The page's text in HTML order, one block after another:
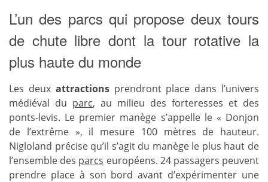
L’un des parcs qui propose deux tours
de chute libre dont la tour rotative la
plus haute du monde
Les deux attractionsprendront place dans l’univers
médiéval du parc, au milieu des forteresses et des
ponts-levis. Le premier manège s’appelle le « Donjon
de l’extrême », il mesure 100 mètres de hauteur.
Nigloland précise qu’il s’agit du manège le plus haut de
l’ensemble des parcs européens. 24 passagers peuvent
prendre place à son bord avant d’expérimenter une